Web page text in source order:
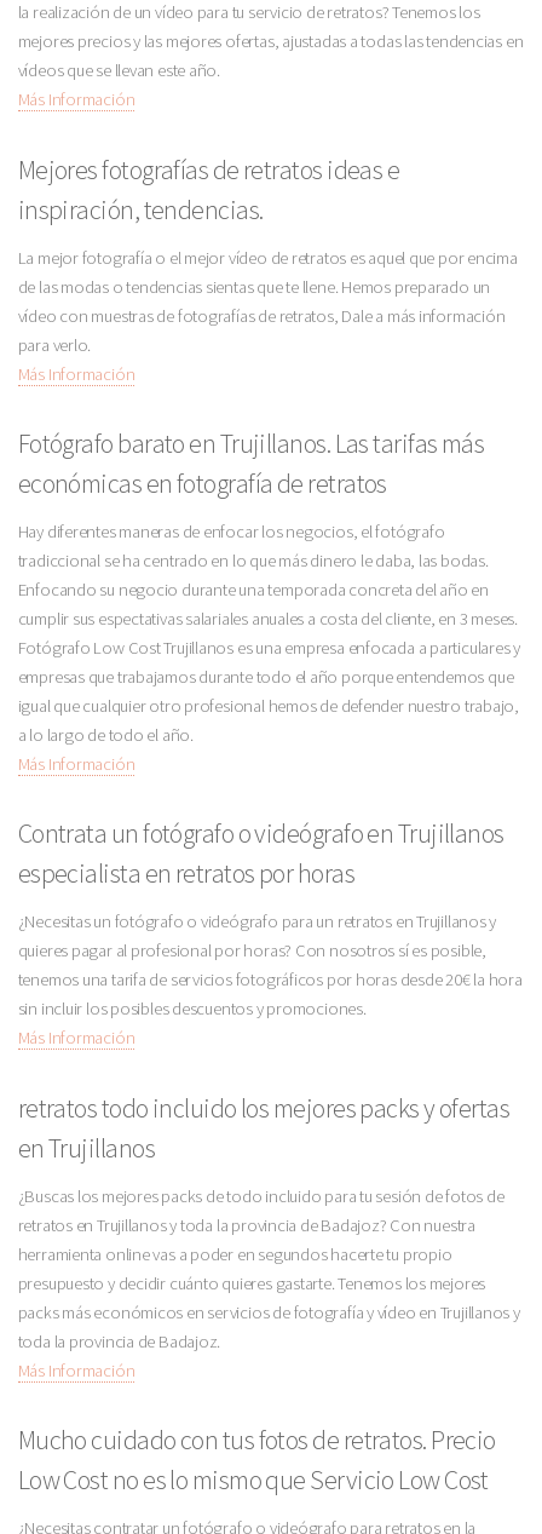
la realización de un vídeo para tu servicio de retratos? Tenemos los
mejores precios y las mejores ofertas, ajustadas a todas las tendencias en
vídeos que se llevan este año.
Más Información
Mejores fotografías de retratos ideas e
inspiración, tendencias.
La mejor fotografía o el mejor vídeo de retratos es aquel que por encima
de las modas o tendencias sientas que te llene. Hemos preparado un
vídeo con muestras de fotografías de retratos, Dale a más información
para verlo.
Más Información
Fotógrafo barato en Trujillanos. Las tarifas más
económicas en fotografía de retratos
Hay diferentes maneras de enfocar los negocios, el fotógrafo
tradiccional se ha centrado en lo que más dinero le daba, las bodas.
Enfocando su negocio durante una temporada concreta del año en
cumplir sus espectativas salariales anuales a costa del cliente, en 3 meses.
Fotógrafo Low Cost Trujillanos es una empresa enfocada a particulares y
empresas que trabajamos durante todo el año porque entendemos que
igual que cualquier otro profesional hemos de defender nuestro trabajo,
a lo largo de todo el año.
Más Información
Contrata un fotógrafo o videógrafo en Trujillanos
especialista en retratos por horas
¿Necesitas un fotógrafo o videógrafo para un retratos en Trujillanos y
quieres pagar al profesional por horas? Con nosotros sí es posible,
tenemos una tarifa de servicios fotográficos por horas desde 20€ la hora
sin incluir los posibles descuentos y promociones.
Más Información
retratos todo incluido los mejores packs y ofertas
en Trujillanos
¿Buscas los mejores packs de todo incluido para tu sesión de fotos de
retratos en Trujillanos y toda la provincia de Badajoz? Con nuestra
herramienta online vas a poder en segundos hacerte tu propio
presupuesto y decidir cuánto quieres gastarte. Tenemos los mejores
packs más económicos en servicios de fotografía y vídeo en Trujillanos y
toda la provincia de Badajoz.
Más Información
Mucho cuidado con tus fotos de retratos. Precio
Low Cost no es lo mismo que Servicio Low Cost
¿Necesitas contratar un fotógrafo o videógrafo para retratos en la